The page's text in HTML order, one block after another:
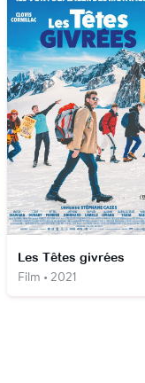
Les Têtes givrées
Film • 2021